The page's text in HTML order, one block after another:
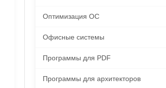
Оптимизация ОС
Офисные системы
Программы для PDF
Программы для архитекторов